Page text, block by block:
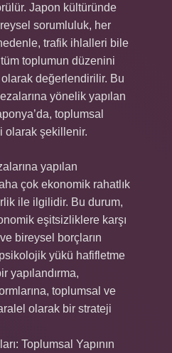
Japon kültüründe
sorumluluk, her
trafik ihlalleri bile
toplumun düzenini
değerlendirilir. Bu
yönelik yapılan
toplumsal
olarak şekillenir.
yapılan
çok ekonomik rahatlık
ile ilgilidir. Bu durum,
eşitsizliklere karşı
bireysel borçların
yükü hafifletme
yapılandırma,
toplumsal ve
olarak bir strateji
Toplumsal Yapının